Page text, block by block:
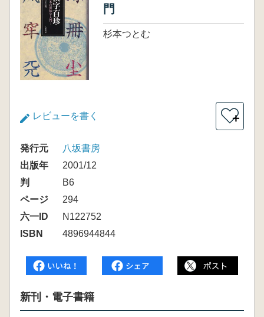
門
杉本つとむ
レビューを書く ＋
発行元
八坂書房
出版年
2001/12
判
B6
ページ
294
六一ID
N122752
ISBN
4896944844
新刊・電子書籍